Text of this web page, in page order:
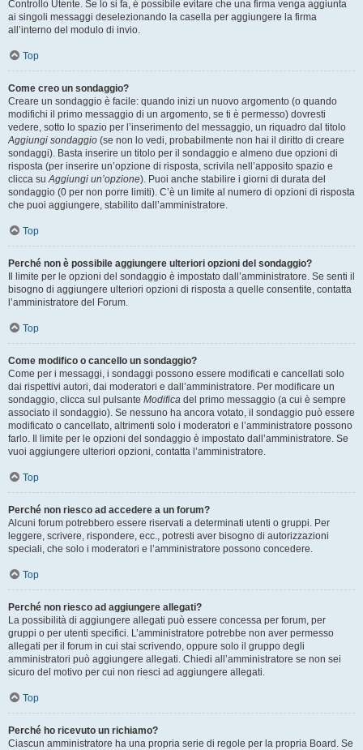
Controllo Utente. Se lo si fa, è possibile evitare che una firma venga aggiunta
ai singoli messaggi deselezionando la casella per aggiungere la firma
all’interno del modulo di invio.
Top
Come creo un sondaggio?
Creare un sondaggio è facile: quando inizi un nuovo argomento (o quando
modifichi il primo messaggio di un argomento, se ti è permesso) dovresti
vedere, sotto lo spazio per l’inserimento del messaggio, un riquadro dal titolo
Aggiungi sondaggio (se non lo vedi, probabilmente non hai il diritto di creare
sondaggi). Basta inserire un titolo per il sondaggio e almeno due opzioni di
risposta (per inserire un’opzione di risposta, scrivila nell’apposito spazio e
clicca suAggiungi un’opzione). Puoi anche stabilire i giorni di durata del
sondaggio (0 per non porre limiti). C’è un limite al numero di opzioni di risposta
che puoi aggiungere, stabilito dall’amministratore.
Top
Perché non è possibile aggiungere ulteriori opzioni del sondaggio?
Il limite per le opzioni del sondaggio è impostato dall’amministratore. Se senti il
bisogno di aggiungere ulteriori opzioni di risposta a quelle consentite, contatta
l’amministratore del Forum.
Top
Come modifico o cancello un sondaggio?
Come per i messaggi, i sondaggi possono essere modificati e cancellati solo
dai rispettivi autori, dai moderatori e dall’amministratore. Per modificare un
sondaggio, clicca sul pulsante Modifica del primo messaggio (a cui è sempre
associato il sondaggio). Se nessuno ha ancora votato, il sondaggio può essere
modificato o cancellato, altrimenti solo i moderatori e l’amministratore possono
farlo. Il limite per le opzioni del sondaggio è impostato dall’amministratore. Se
vuoi aggiungere ulteriori opzioni, contatta l’amministratore.
Top
Perché non riesco ad accedere a un forum?
Alcuni forum potrebbero essere riservati a determinati utenti o gruppi. Per
leggere, scrivere, rispondere, ecc., potresti aver bisogno di autorizzazioni
speciali, che solo i moderatori e l’amministratore possono concedere.
Top
Perché non riesco ad aggiungere allegati?
La possibilità di aggiungere allegati può essere concessa per forum, per
gruppi o per utenti specifici. L’amministratore potrebbe non aver permesso
allegati per il forum in cui stai scrivendo, oppure solo il gruppo degli
amministratori può aggiungere allegati. Chiedi all’amministratore se non sei
sicuro del motivo per cui non riesci ad aggiungere allegati.
Top
Perché ho ricevuto un richiamo?
Ciascun amministratore ha una propria serie di regole per la propria Board. Se